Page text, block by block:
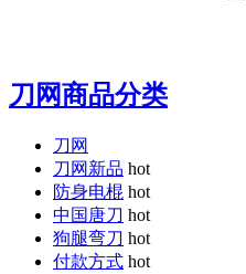
刀网商品分类
刀网
刀网新品 hot
防身电棍 hot
中国唐刀 hot
狗腿弯刀 hot
付款方式 hot